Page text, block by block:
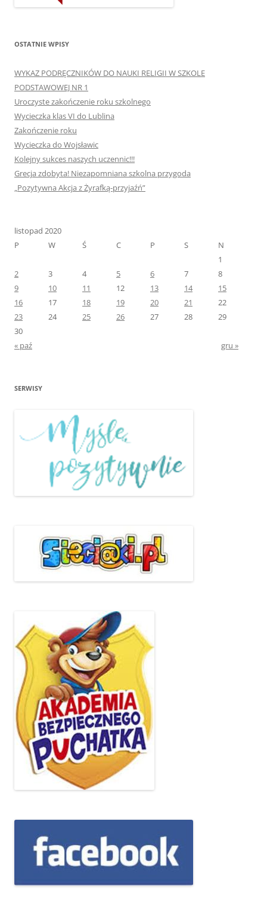
OSTATNIE WPISY
WYKAZ PODRĘCZNIKÓW DO NAUKI RELIGII W SZKOLE
PODSTAWOWEJ NR 1
Uroczyste zakończenie roku szkolnego
Wycieczka klas VI do Lublina
Zakończenie roku
Wycieczka do Wojsławic
Kolejny sukces naszych uczennic!!!
Grecja zdobyta! Niezapomniana szkolna przygoda
„Pozytywna Akcja z Żyrafką-przyjaźń”
listopad 2020
P
W Ś C P S
N
1
2
3 4 5 6 7
8
9
10 11 12 13 14
15
16
17 18 19 20 21
22
23
24 25 26 27 28
29
30
« paź
gru »
SERWISY